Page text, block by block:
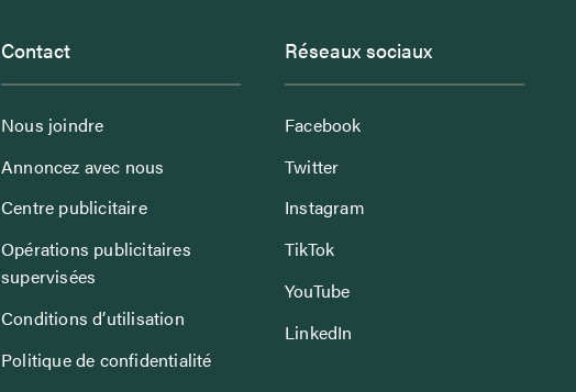
Contact
Nous joindre
Annoncez avec nous
Centre publicitaire
Opérations publicitaires
supervisées
Conditions d’utilisation
Politique de confidentialité
Réseaux sociaux
Facebook
Twitter
Instagram
TikTok
YouTube
LinkedIn